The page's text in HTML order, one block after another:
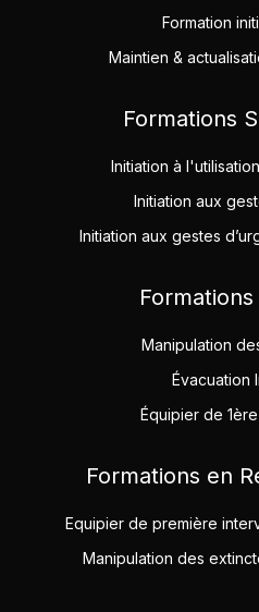
Formation
Maintien &
Formations
Initiation à
Initiation aux
Initiation aux gestes
Manipulation
Évacuation
Équipier de
Formations en
Equipier de première
Manipulation des